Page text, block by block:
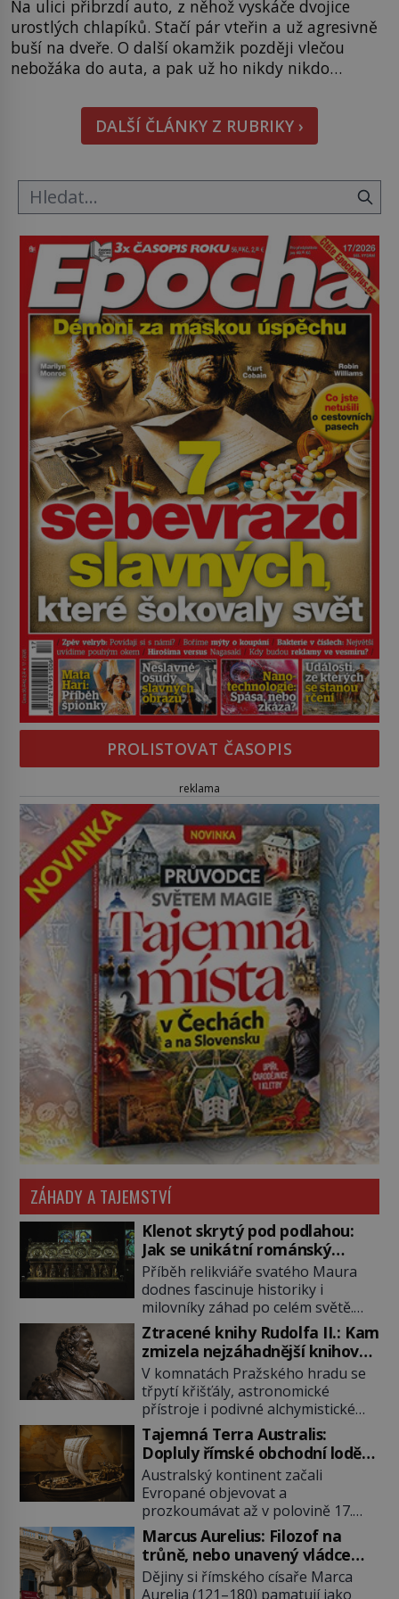
Na ulici přibrzdí auto, z něhož vyskáče dvojice
urostlých chlapíků. Stačí pár vteřin a už agresivně
buší na dveře. O další okamžik později vlečou
nebožáka do auta, a pak už ho nikdy nikdo
Jako sourozenci, kteří si nemohou přijít na jméno.
Neustále se předhání v plánování sabotáží, […]
DALŠÍ ČLÁNKY Z RUBRIKY ›
PROLISTOVAT ČASOPIS
reklama
ZÁHADY A TAJEMSTVÍ
Klenot skrytý pod podlahou:
Jak se unikátní románský
poklad dostal do zapadlého
Bečova?
Příběh relikviáře svatého Maura
dodnes fascinuje historiky i
milovníky záhad po celém světě.
Tato románská zlatnická památka
ze 13. století je po českých
korunovačních klenotech druhým
nejcennějším movitým majetkem v
České republice. Přestože byl
klenot v roce 1985 po dramatickém
pátrání kriminalistů úspěšně
nalezen, jeho minulost stále
obestírá hustá mlha. Otázky, jak
přesně se tato […]
Ztracené knihy Rudolfa II.: Kam
zmizela nejzáhadnější knihovna
Evropy?
V komnatách Pražského hradu se
třpytí křišťály, astronomické
přístroje i podivné alchymistické
rukopisy. Císař Rudolf II.
shromažďuje vše, co souvisí s
tajemstvím přírody, hvězd i
lidského poznání. Jenže po jeho
smrti se jeho slavné sbírky začínají
rozpadat a část z nich mizí navždy.
Kdo odnesl nejvzácnější knihy? A
existují ještě někde zapomenuté
rukopisy, které nikdo […]
Tajemná Terra Australis:
Dopluly římské obchodní lodě
až do Austrálie?
Australský kontinent začali
Evropané objevovat a
prozkoumávat až v polovině 17.
století. Existuje však možnost, že
by se o tento vzdálený kontinent
mohly zajímat již evropské
starověké civilizace, a to o 15
Marcus Aurelius: Filozof na
trůně, nebo unavený vládce
závislý na opiu?
Dějiny si římského císaře Marca
Aurelia (121–180) pamatují jako